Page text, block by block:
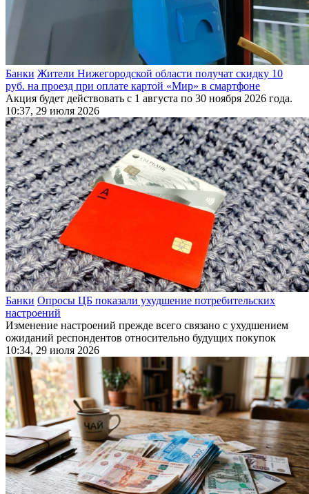
Банки Жители Нижегородской области получат скидку 10
руб. на проезд при оплате картой «Мир» в смартфоне
Акция будет действовать с 1 августа по 30 ноября 2026 года.
10:37, 29 июля 2026
Банки Опросы ЦБ показали ухудшение потребительских
настроений
Изменение настроений прежде всего связано с ухудшением
ожиданий респондентов относительно будущих покупок
10:34, 29 июля 2026